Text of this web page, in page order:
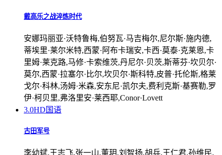
戴高乐之战淬炼时代
安娜玛丽亚·沃特鲁梅,伯努瓦·马吉梅尔,尼尔斯·施内德,
蒂埃里·莱尔米特,西蒙·阿布卡瑞安,卡西·莫泰·克莱恩,卡
里姆·莱克路,马修·卡索维茨,丹尼尔·贝茨,斯蒂芬·坎贝尔·
莫尔,西蒙·拉塞尔·比尔,坎贝尔·斯科特,皮普·托伦斯,格莱
戈尔·科林,汤姆·米森,安东尼·凯尔夫,费利克斯·基赛勒,罗
伊·柯贝里,弗洛里安·莱西耶,Conor·Lovett
3.0HD国语
古田军号
李幼斌,王志飞,张一山,董玥,刘智扬,胡兵,王仁君,孙维民,